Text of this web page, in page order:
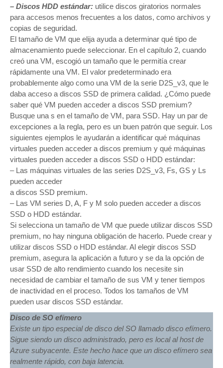
– Discos HDD estándar: utilice discos giratorios normales
para accesos menos frecuentes a los datos, como archivos y
copias de seguridad.
El tamaño de VM que elija ayuda a determinar qué tipo de
almacenamiento puede seleccionar. En el capítulo 2, cuando
creó una VM, escogió un tamaño que le permitía crear
rápidamente una VM. El valor predeterminado era
probablemente algo como una VM de la serie D2S_v3, que le
daba acceso a discos SSD de primera calidad. ¿Cómo puede
saber qué VM pueden acceder a discos SSD premium?
Busque una s en el tamaño de VM, para SSD. Hay un par de
excepciones a la regla, pero es un buen patrón que seguir. Los
siguientes ejemplos le ayudarán a identificar qué máquinas
virtuales pueden acceder a discos premium y qué máquinas
virtuales pueden acceder a discos SSD o HDD estándar:
– Las máquinas virtuales de las series D2S_v3, Fs, GS y Ls
pueden acceder
a discos SSD premium.
– Las VM series D, A, F y M solo pueden acceder a discos
SSD o HDD estándar.
Si selecciona un tamaño de VM que puede utilizar discos SSD
premium, no hay ninguna obligación de hacerlo. Puede crear y
utilizar discos SSD o HDD estándar. Al elegir discos SSD
premium, asegura la aplicación a futuro y se da la opción de
usar SSD de alto rendimiento cuando los necesite sin
necesidad de cambiar el tamaño de sus VM y tener tiempos
de inactividad en el proceso. Todos los tamaños de VM
pueden usar discos SSD estándar.
Disco de SO efímero
Existe un tipo especial de disco del SO llamado disco efímero.
Sigue siendo un disco administrado, pero es local al host de
Azure subyacente. Este hecho hace que un disco efímero sea
realmente rápido, con baja latencia.